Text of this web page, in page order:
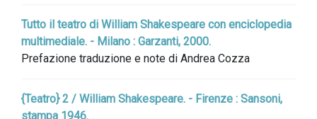
Tutto il teatro di William Shakespeare con enciclopedia
multimediale. - Milano : Garzanti, 2000.
Prefazione traduzione e note di Andrea Cozza
{Teatro} 2 / William Shakespeare. - Firenze : Sansoni,
stampa 1946.